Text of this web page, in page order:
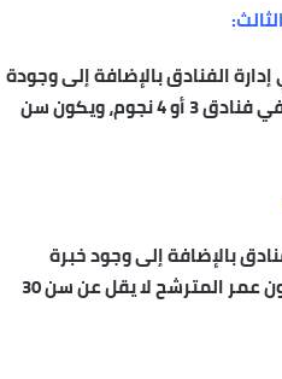
الفنادق بالإضافة إلى وجودة
خبرة سابقة لمدة ثلاث سنوات في فنادق 3 أو 4 نجوم، ويكون سن
بالإضافة إلى وجود خبرة
سابقة لمدة 4 او5 سنوات، ويكون عمر المترشح لا يقل عن سن 30